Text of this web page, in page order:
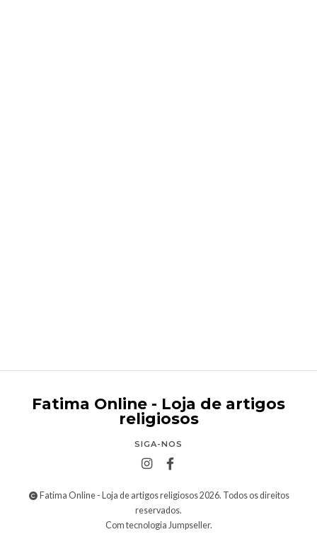
Fatima Online - Loja de artigos
religiosos
SIGA-NOS
Fatima Online - Loja de artigos religiosos 2026. Todos os direitos
reservados.
Com tecnologia Jumpseller.